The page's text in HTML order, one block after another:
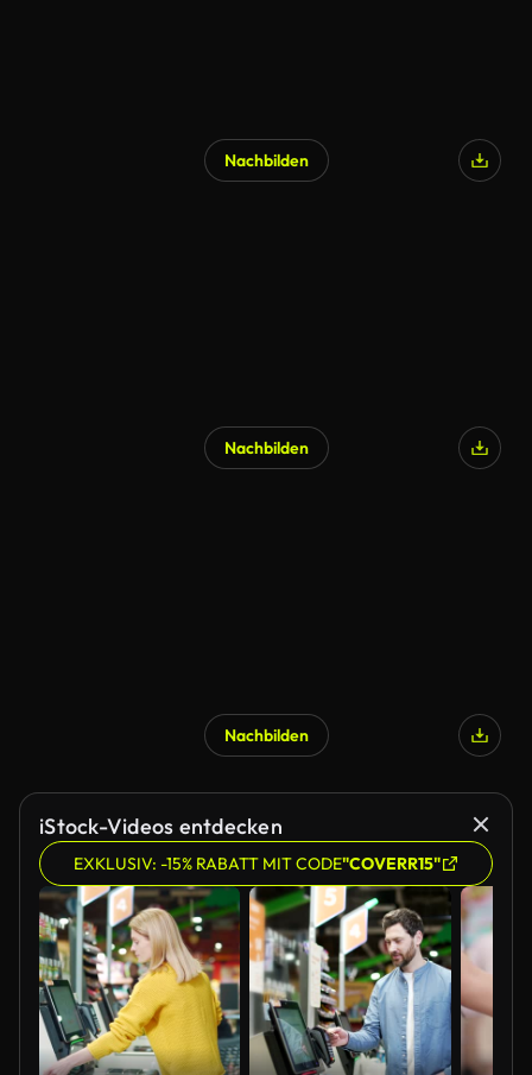
Nachbilden
Nachbilden
Nachbilden
iStock-Videos entdecken
EXKLUSIV: -15% RABATT MIT CODE"COVERR15"